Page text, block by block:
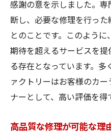
感謝の意を示しました。
断し、必要な修理を行っ
とのことです。このよう
期待を超えるサービスを
る存在となっています。
ァクトリーはお客様のカ
ナーとして、高い評価を得
高品質な修理が可能な理